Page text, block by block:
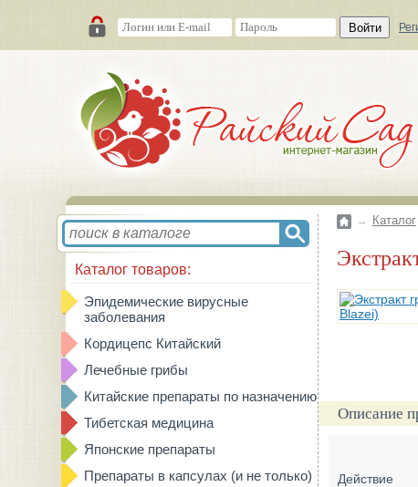
Войти
Каталог товаров:
Эпидемические вирусные
заболевания
Кордицепс Китайский
Лечебные грибы
Китайские препараты по назначению
Тибетская медицина
Японские препараты
Препараты в капсулах (и не только)
→ Каталог
Описание
Действие